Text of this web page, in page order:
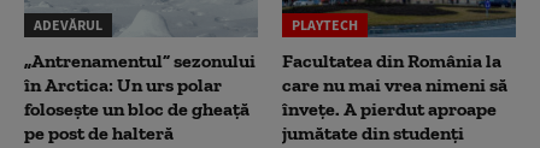
ADEVĂRUL
„Antrenamentul” sezonului
în Arctica: Un urs polar
folosește un bloc de gheață
pe post de halteră
PLAYTECH
Facultatea din România la
care nu mai vrea nimeni să
înveţe. A pierdut aproape
jumătate din studenţi